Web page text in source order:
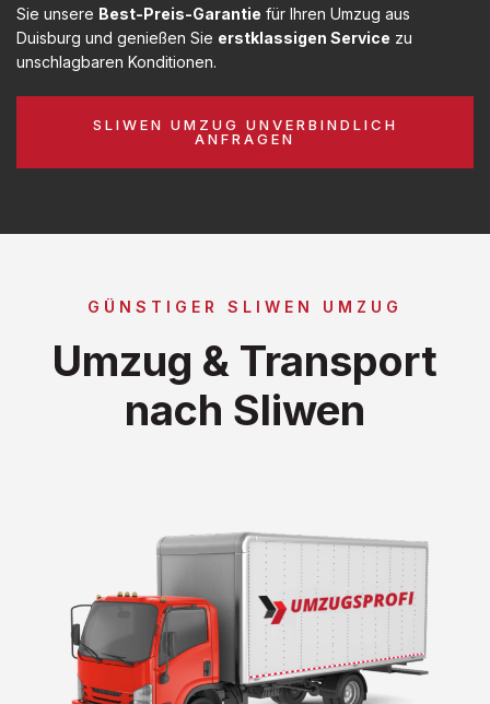
Sie unsere Best-Preis-Garantie für Ihren Umzug aus
Duisburg und genießen Sie erstklassigen Service zu
unschlagbaren Konditionen.
SLIWEN UMZUG UNVERBINDLICH
ANFRAGEN
GÜNSTIGER SLIWEN UMZUG
Umzug & Transport
nach Sliwen